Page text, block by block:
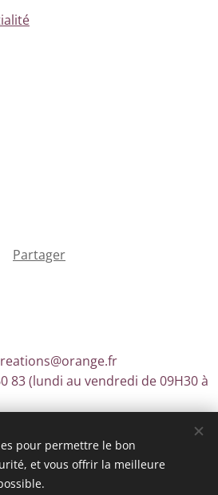
Partager
83 (lundi au vendredi de 09H30 à
parWebnode Cookies
pour permettre le bon
et vous offrir la meilleure